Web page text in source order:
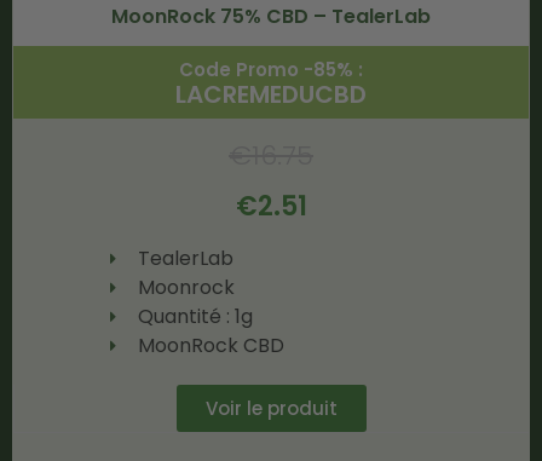
MoonRock 75% CBD – TealerLab
Code Promo -85% :
LACREMEDUCBD
€2.51
TealerLab
Moonrock
Quantité : 1g
MoonRock CBD
Voir le produit